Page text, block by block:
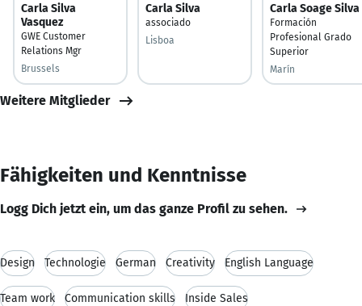
Carla Silva
Vasquez
GWE Customer
Relations Mgr
Brussels
Carla Silva
associado
Lisboa
Carla Soage Silva
Formación
Profesional Grado
Superior
Marín
Weitere Mitglieder
Fähigkeiten und Kenntnisse
Logg Dich jetzt ein, um das ganze Profil zu sehen.
Design Technologie German Creativity English Language
Team work Communication skills Inside Sales